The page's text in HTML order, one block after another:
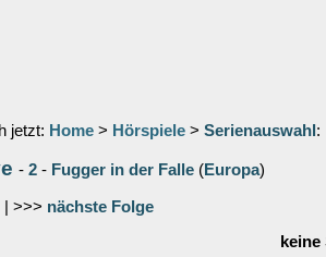
jetzt: Home > Hörspiele > Serienauswahl :
- 2 - Fugger in der Falle (Europa)
| >>> nächste Folge